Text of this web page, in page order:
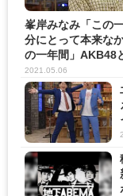
峯岸みなみ「この
分にとって本来な
の一年間」AKB48
2021.05.06